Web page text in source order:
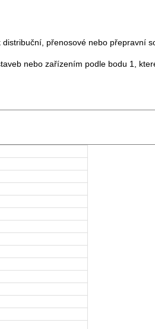
přenosové nebo přepravní
nebo zařízením podle bodu 1,